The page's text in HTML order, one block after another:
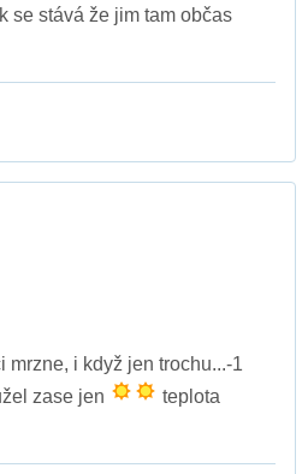
se stává že jim tam občas
mrzne, i když jen trochu...-1
zase jen
teplota